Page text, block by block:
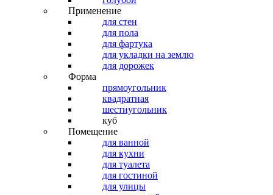
Применение
для стен
для пола
для фартука
для укладки на землю
для дорожек
Форма
прямоугольник
квадратная
шестиугольник
куб
Помещение
для ванной
для кухни
для туалета
для гостиной
для улицы